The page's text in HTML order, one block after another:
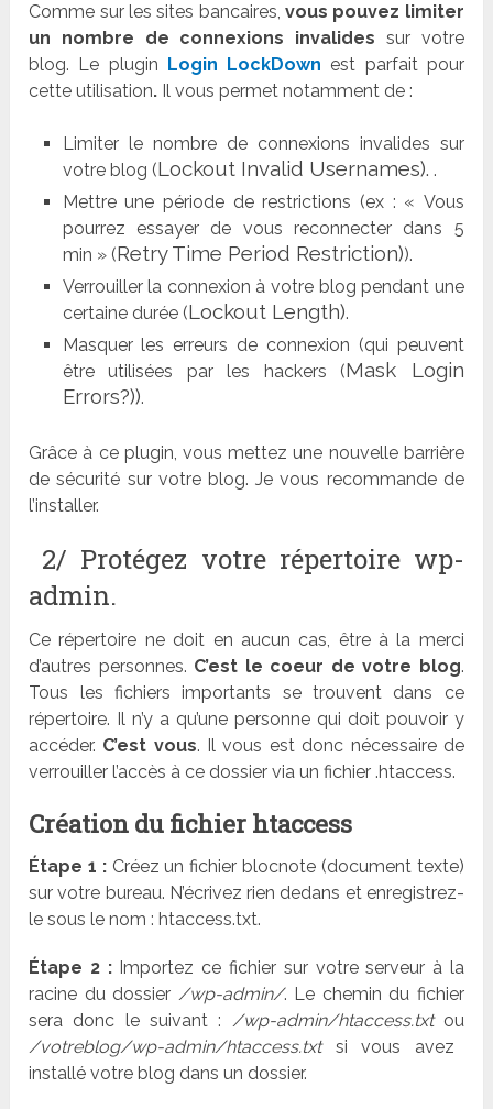
Comme sur les sites bancaires,vous pouvez limiter
un nombre de connexions invalides sur votre
blog. Le plugin
Login LockDown est parfait pour
cette utilisation. Il vous permet notamment de :
Limiter le nombre de connexions invalides sur
votre blog (Lockout Invalid Usernames). .
Mettre une période de restrictions (ex : « Vous
pourrez essayer de vous reconnecter dans 5
min » (Retry Time Period Restriction)).
Verrouiller la connexion à votre blog pendant une
certaine durée (Lockout Length).
Masquer les erreurs de connexion (qui peuvent
être utilisées par les hackers (Mask Login
Errors?)).
Grâce à ce plugin, vous mettez une nouvelle barrière
de sécurité sur votre blog. Je vous recommande de
l’installer.
2/ Protégez votre répertoire wp-
admin.
Ce répertoire ne doit en aucun cas, être à la merci
d’autres personnes. C’est le coeur de votre blog.
Tous les fichiers importants se trouvent dans ce
répertoire. Il n’y a qu’une personne qui doit pouvoir y
accéder. C’est vous. Il vous est donc nécessaire de
verrouiller l’accès à ce dossier via un fichier .htaccess.
Création du fichier htaccess
Étape 1 :Créez un fichier blocnote (document texte)
sur votre bureau. N’écrivez rien dedans et enregistrez-
le sous le nom : htaccess.txt.
Étape 2 :Importez ce fichier sur votre serveur à la
racine du dossier /wp-admin/. Le chemin du fichier
sera donc le suivant : /wp-admin/htaccess.txtou
/votreblog/wp-admin/htaccess.txtsi vous avez
installé votre blog dans un dossier.